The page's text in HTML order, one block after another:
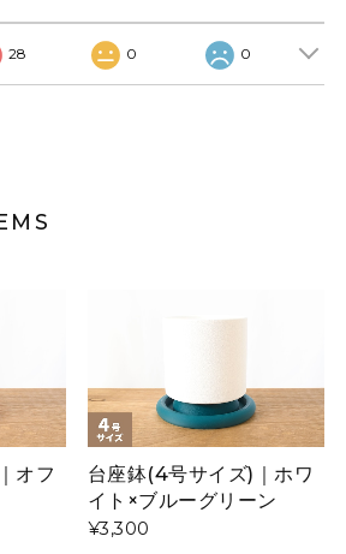
28 0 0
オフ
台座鉢(4号サイズ)｜ホワ
イト×ブルーグリーン
¥3,300